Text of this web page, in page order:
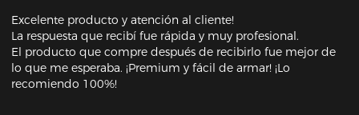
Excelente producto y atención al cliente!
La respuesta que recibí fue rápida y muy profesional.
El producto que compre después de recibirlo fue mejor de
lo que me esperaba. ¡Premium y fácil de armar! ¡Lo
recomiendo 100%!